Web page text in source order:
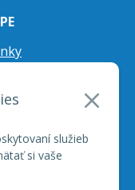
služieb
si vaše